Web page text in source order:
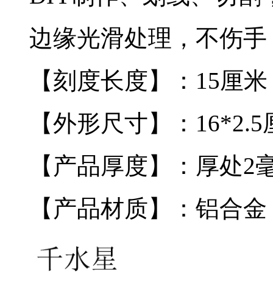
边缘光滑处理，不伤
【刻度长度】：15厘米
【外形尺寸】：16*2.5
【产品厚度】：厚处2
【产品材质】：铝合金